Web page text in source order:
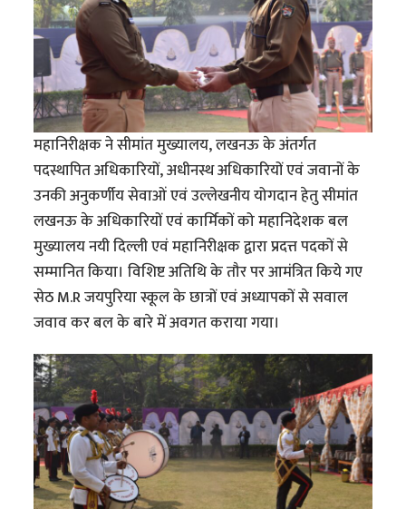
महानिरीक्षक ने सीमांत मुख्यालय, लखनऊ के अंतर्गत
पदस्थापित अधिकारियों, अधीनस्थ अधिकारियों एवं जवानों के
उनकी अनुकर्णीय सेवाओं एवं उल्लेखनीय योगदान हेतु सीमांत
लखनऊ के अधिकारियों एवं कार्मिकों को महानिदेशक बल
मुख्यालय नयी दिल्ली एवं महानिरीक्षक द्वारा प्रदत्त पदकों से
सम्मानित किया। विशिष्ट अतिथि के तौर पर आमंत्रित किये गए
सेठ M.R जयपुरिया स्कूल के छात्रों एवं अध्यापकों से सवाल
जवाव कर बल के बारे में अवगत कराया गया।